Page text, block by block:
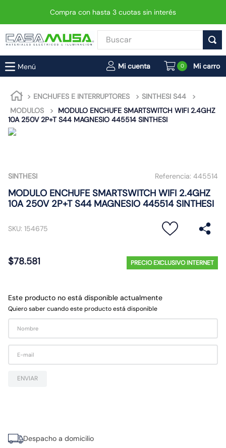
Compra con hasta 3 cuotas sin interés
Buscar
0
ENCHUFES E INTERRUPTORES
SINTHESI S44
MODULOS
MODULO ENCHUFE SMARTSWITCH WIFI 2.4GHZ
10A 250V 2P+T S44 MAGNESIO 445514 SINTHESI
SINTHESI Referencia: 445514
MODULO ENCHUFE SMARTSWITCH WIFI 2.4GHZ
10A 250V 2P+T S44 MAGNESIO 445514 SINTHESI
SKU: 154675
$78.581 PRECIO EXCLUSIVO INTERNET
Este producto no está disponible actualmente
Quiero saber cuando este producto está disponible
ENVIAR
Despacho a domicilio
TÉRMINOS MÁS BUSCADOS
1.
enchufe
2.
interruptor
3 .
luminaria vial led neo
matixgo
8.
ampolleta